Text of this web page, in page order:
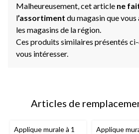
Malheureusement, cet article ne
l’assortiment du magasin que
les magasins de la région.
Ces produits similaires présentés
vous intéresser.
Articles de
Applique murale à 1
Applique